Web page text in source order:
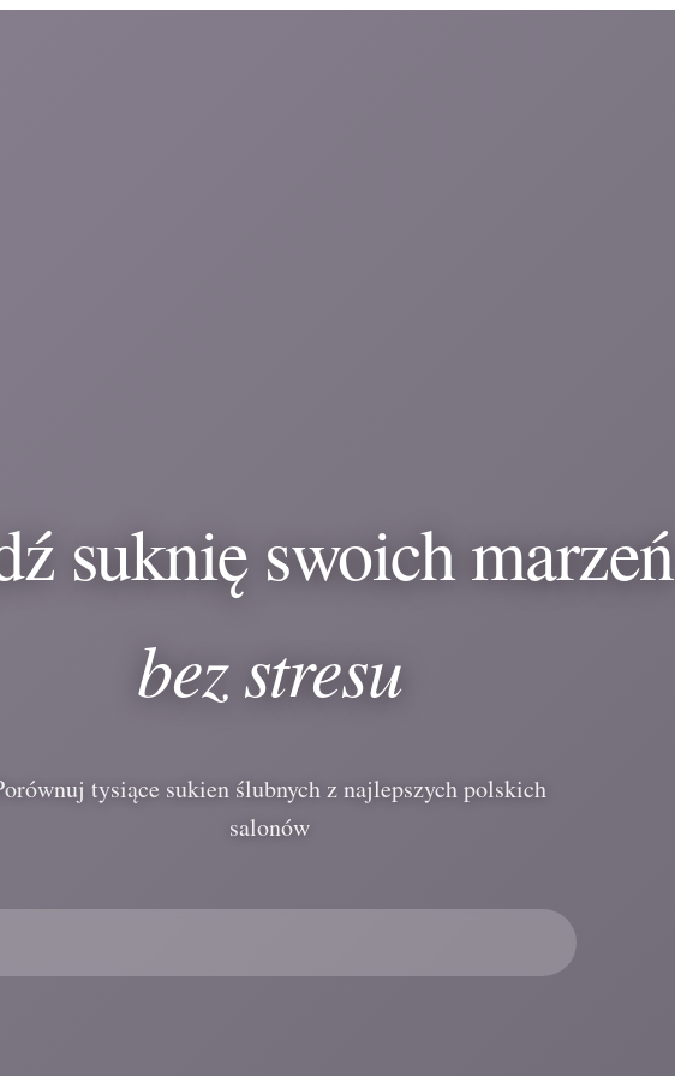
suknię swoich marzeń
bez stresu
tysiące sukien ślubnych z najlepszych polskich
salonów